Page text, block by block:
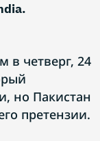
в четверг, 24
но Пакистан
претензии.